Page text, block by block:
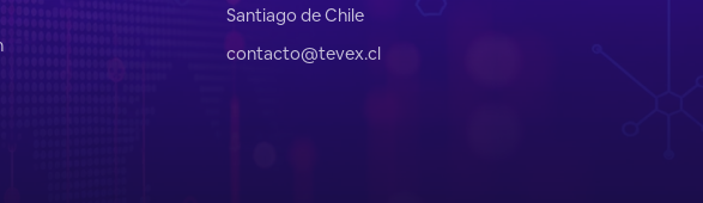
Santiago de Chile
contacto@tevex.cl